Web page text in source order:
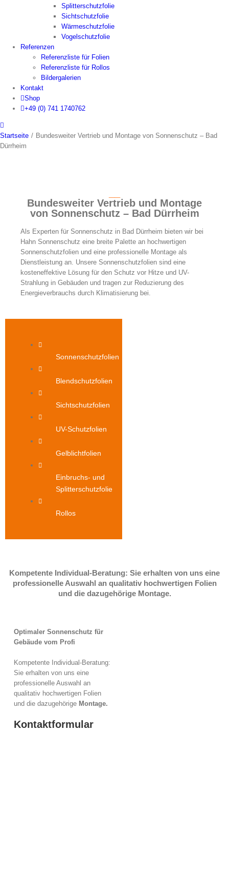
Splitterschutzfolie
Sichtschutzfolie
Wärmeschutzfolie
Vogelschutzfolie
Referenzen
Referenzliste für Folien
Referenzliste für Rollos
Bildergalerien
Kontakt
Shop
+49 (0) 741 1740762
Startseite / Bundesweiter Vertrieb und Montage von Sonnenschutz – Bad
Dürrheim
Bundesweiter Vertrieb und Montage
von Sonnenschutz – Bad Dürrheim
Als Experten für Sonnenschutz in Bad Dürrheim bieten wir bei
Hahn Sonnenschutz eine breite Palette an hochwertigen
Sonnenschutzfolien und eine professionelle Montage als
Dienstleistung an. Unsere Sonnenschutzfolien sind eine
kosteneffektive Lösung für den Schutz vor Hitze und UV-
Strahlung in Gebäuden und tragen zur Reduzierung des
Energieverbrauchs durch Klimatisierung bei.
Sonnenschutzfolien
Blendschutzfolien
Sichtschutzfolien
UV-Schutzfolien
Gelblichtfolien
Einbruchs- und
Splitterschutzfolie
Rollos
Kompetente Individual-Beratung: Sie erhalten von uns eine
professionelle Auswahl an qualitativ hochwertigen Folien
und die dazugehörige Montage.
Optimaler Sonnenschutz für
Gebäude vom Profi
Kompetente Individual-Beratung:
Sie erhalten von uns eine
professionelle Auswahl an
qualitativ hochwertigen Folien
und die dazugehörige Montage.
Kontaktformular